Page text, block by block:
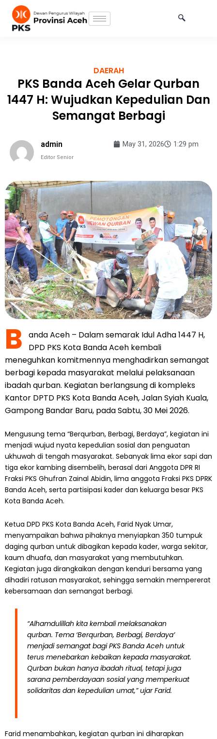
content
DAERAH
PKS Banda Aceh Gelar Qurban
1447 H: Wujudkan Kepedulian Dan
Semangat Berbagi
admin
Editor Senior
May 31, 2026 1:29 pm
B
anda Aceh – Dalam semarak Idul Adha 1447 H,
DPD PKS Kota Banda Aceh kembali
meneguhkan komitmennya menghadirkan semangat
berbagi kepada masyarakat melalui pelaksanaan
ibadah qurban. Kegiatan berlangsung di kompleks
Kantor DPTD PKS Kota Banda Aceh, Jalan Syiah Kuala,
Gampong Bandar Baru, pada Sabtu, 30 Mei 2026.
Mengusung tema “Berqurban, Berbagi, Berdaya”, kegiatan ini
menjadi wujud nyata kepedulian sosial dan penguatan
ukhuwah di tengah masyarakat. Sebanyak lima ekor sapi dan
tiga ekor kambing disembelih, berasal dari Anggota DPR RI
Fraksi PKS Ghufran Zainal Abidin, lima anggota Fraksi PKS DPRK
Banda Aceh, serta partisipasi kader dan keluarga besar PKS
Kota Banda Aceh.
Ketua DPD PKS Kota Banda Aceh, Farid Nyak Umar,
menyampaikan bahwa pihaknya menyiapkan 350 tumpuk
daging qurban untuk dibagikan kepada kader, warga sekitar,
kaum dhuafa, dan masyarakat yang membutuhkan.
Kegiatan juga dirangkaikan dengan kenduri bersama yang
dihadiri ratusan masyarakat, sehingga semakin mempererat
kebersamaan dan semangat berbagi.
“Alhamdulillah kita kembali melaksanakan
qurban. Tema ‘Berqurban, Berbagi, Berdaya’
menjadi semangat bagi PKS Banda Aceh untuk
terus menebarkan kebaikan kepada masyarakat.
Qurban bukan hanya ibadah ritual, tetapi juga
sarana pemberdayaan sosial yang memperkuat
solidaritas dan kepedulian umat,” ujar Farid.
Farid menambahkan, kegiatan qurban ini diharapkan